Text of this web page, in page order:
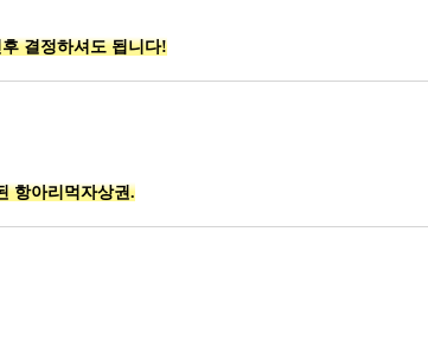
결정하셔도 됩니다!
항아리먹자상권.